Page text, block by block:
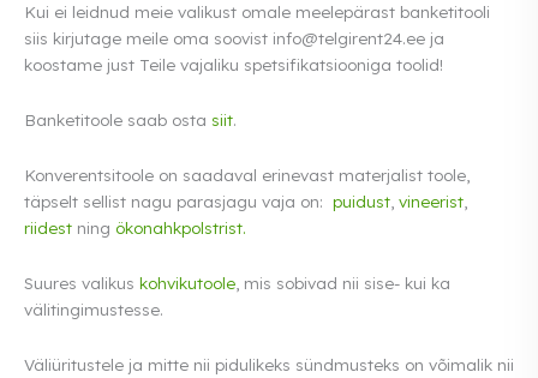
Kui ei leidnud meie valikust omale meelepärast banketitooli
siis kirjutage meile oma soovist info@telgirent24.ee ja
koostame just Teile vajaliku spetsifikatsiooniga toolid!
Banketitoole saab osta siit.
Konverentsitoole on saadaval erinevast materjalist toole,
täpselt sellist nagu parasjagu vaja on: puidust vineerist
riidest ning ökonahkpolstrist.
Suures valikus kohvikutoole , mis sobivad nii sise- kui ka
välitingimustesse.
Väliüritustele ja mitte nii pidulikeks sündmusteks on võimalik nii